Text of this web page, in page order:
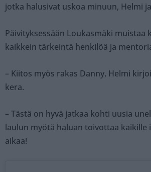
jotka halusivat uskoa minuun, Helmi
Päivityksessään Loukasmäki muistaa
kaikkein tärkeintä henkilöä ja
– Kiitos myös rakas Danny, Helmi
kera.
– Tästä on hyvä jatkaa kohti uusia
laulun myötä haluan toivottaa kaikille
aikaa!